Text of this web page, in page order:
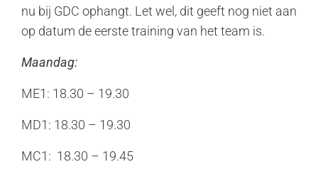
nu bij GDC ophangt. Let wel, dit geeft nog niet aan
op datum de eerste training van het team is.
Maandag:
ME1: 18.30 – 19.30
MD1: 18.30 – 19.30
MC1: 18.30 – 19.45